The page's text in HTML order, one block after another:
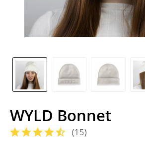
WYLD Bonnet
(15)